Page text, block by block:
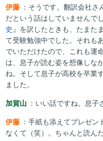
伊藤 ：そうです。翻訳会社
だという話はしていませんで
史 』を訳したときも、たまた
て受験勉強中でした。それも
でいただけたので、これも運
は、息子が読む姿を想像しな
ね。そして息子が高校を卒業
ました。
加賀山 ：いい話ですね。息子
伊藤 ：手紙も添えてプレゼ
なくて（笑）。ちゃんと読ん